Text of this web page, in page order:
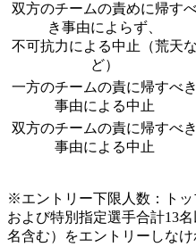
双方のチームの責めに帰す
き事由によらず、
不可抗力による中止（荒天な
ど）
一方のチームの責に帰すべき
事由による中止
双方のチームの責に帰すべき
事由による中止
※エントリー下限人数：ト
および特別指定選手合計13
名含む）をエントリーしな